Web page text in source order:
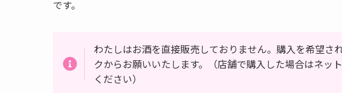
です。
わたしはお酒を直接販売しておりません。購入を希望さ
クからお願いいたします。（店舗で購入した場合はネッ
ください）